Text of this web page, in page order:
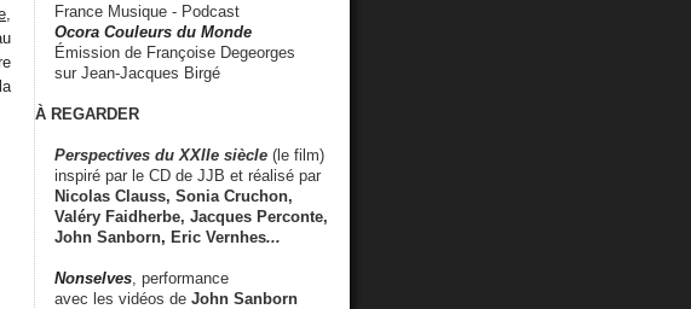
France Musique - Podcast
Ocora Couleurs du Monde
Émission de Françoise Degeorges
sur Jean-Jacques Birgé
À REGARDER
Perspectives du XXIIe siècle (le film)
inspiré par le CD de JJB et réalisé par
Nicolas Clauss, Sonia Cruchon,
Valéry Faidherbe, Jacques Perconte,
John Sanborn, Eric Vernhes...
Nonselves , performance
avec les vidéos de John Sanborn